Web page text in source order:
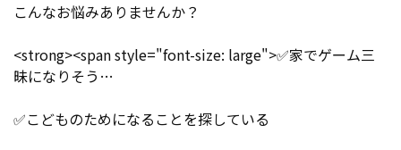
こんなお悩みありませんか？
<strong><span style="font-size: large">✅家でゲーム三
昧になりそう…
✅こどものためになることを探している